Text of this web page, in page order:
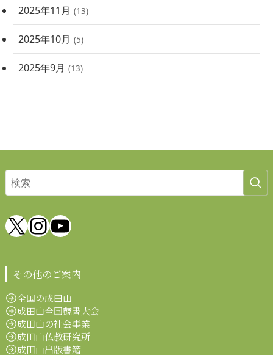
2025年11月 (13)
2025年10月 (5)
2025年9月 (13)
X Instagram
YouTube
その他のご案内
全国の成田山
成田山全国競書大会
成田山の社会事業
成田山仏教研究所
成田山出版書籍